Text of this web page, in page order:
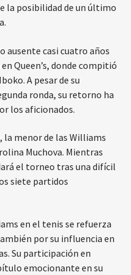
la posibilidad de un último
ausente casi cuatro años
Queen’s, donde compitió
A pesar de su
ronda, su retorno ha
los aficionados.
la menor de las Williams
Muchova. Mientras
el torneo tras una difícil
siete partidos
en el tenis se refuerza
por su influencia en
Su participación en
emocionante en su